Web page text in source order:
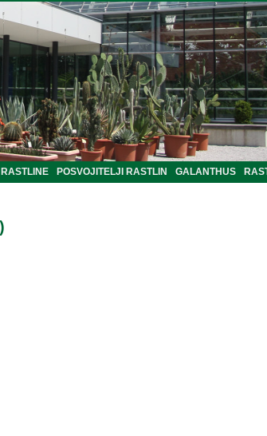
POSVOJITELJI RASTLIN GALANTHUS
)